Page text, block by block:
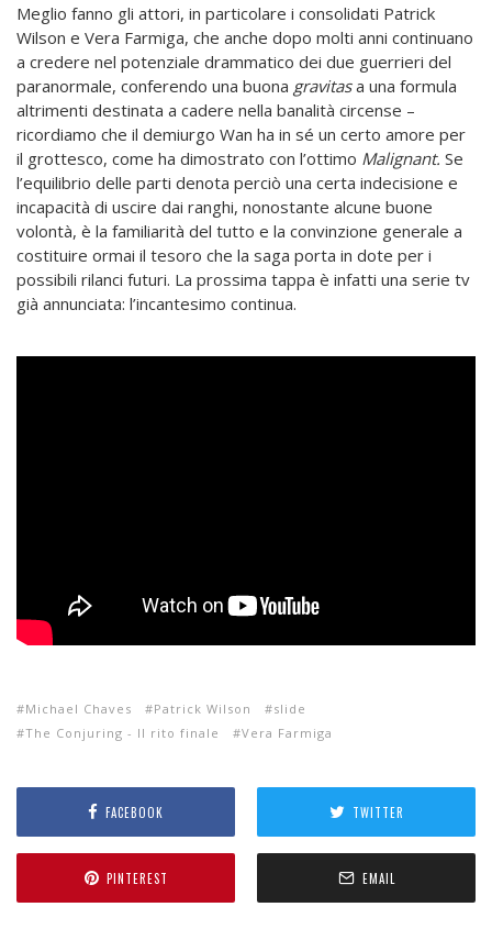
Meglio fanno gli attori, in particolare i consolidati Patrick
Wilson e Vera Farmiga, che anche dopo molti anni continuano
a credere nel potenziale drammatico dei due guerrieri del
paranormale, conferendo una buona gravitasa una formula
altrimenti destinata a cadere nella banalità circense –
ricordiamo che il demiurgo Wan ha in sé un certo amore per
il grottesco, come ha dimostrato con l’ottimo Malignant. Se
l’equilibrio delle parti denota perciò una certa indecisione e
incapacità di uscire dai ranghi, nonostante alcune buone
volontà, è la familiarità del tutto e la convinzione generale a
costituire ormai il tesoro che la saga porta in dote per i
possibili rilanci futuri. La prossima tappa è infatti una serie tv
già annunciata: l’incantesimo continua.
Michael Chaves Patrick Wilson
slide
The Conjuring - Il rito finale
Vera Farmiga
FACEBOOK TWITTER
PINTEREST EMAIL